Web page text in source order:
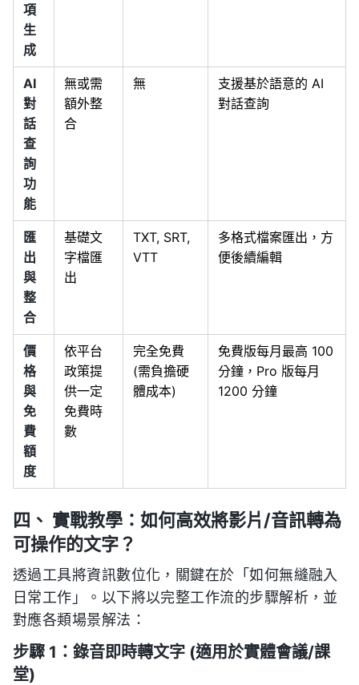
項
生
成
AI
對
話
查
詢
功
能
無或需
額外整
合
無
支援基於語意的 AI
對話查詢
匯
出
與
整
合
基礎文
字檔匯
出
TXT, SRT,
VTT
多格式檔案匯出，方
便後續編輯
價
格
與
免
費
額
度
依平台
政策提
供一定
免費時
數
完全免費
(需負擔硬
體成本)
免費版每月最高 100
分鐘，Pro 版每月
1200 分鐘
四、 實戰教學：如何高效將影片/音訊轉為
可操作的文字？
透過工具將資訊數位化，關鍵在於「如何無縫融入
日常工作」。以下將以完整工作流的步驟解析，並
對應各類場景解法：
步驟 1：錄音即時轉文字 (適用於實體會議/課
堂)